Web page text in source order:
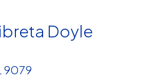
Doyle
9079